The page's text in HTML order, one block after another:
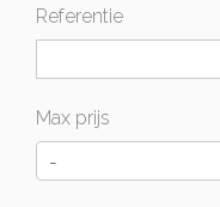
Referentie
Max prijs
-